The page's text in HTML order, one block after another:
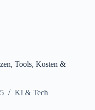
Tools, Kosten &
KI & Tech